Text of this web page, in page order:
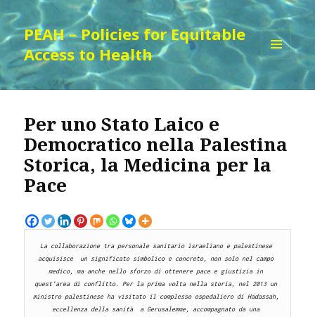
PEAH – Policies for Equitable
Access to Health
WIDGETS
Per uno Stato Laico e
Democratico nella Palestina
Storica, la Medicina per la
Pace
La collaborazione tra personale sanitario israeliano e palestinese
acquisisce  un significato simbolico e concreto, non solo nel campo
medico, ma anche nello sforzo di ottenere pace e giustizia in
quest'area di conflitto. Per la prima volta nella storia, nel 2013 un
ministro palestinese ha visitato il complesso ospedaliero di Hadassah,
eccellenza della sanità  a Gerusalemme, accompagnato da una